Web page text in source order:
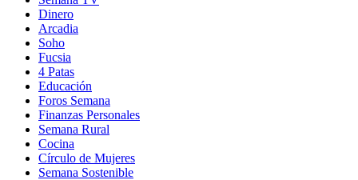
Dinero
Arcadia
Soho
in
new
window
Fucsia
in
new
window
4 Patas
Educación
Foros Semana
Finanzas Personales
Semana Rural
Cocina
Círculo de Mujeres
Semana Sostenible